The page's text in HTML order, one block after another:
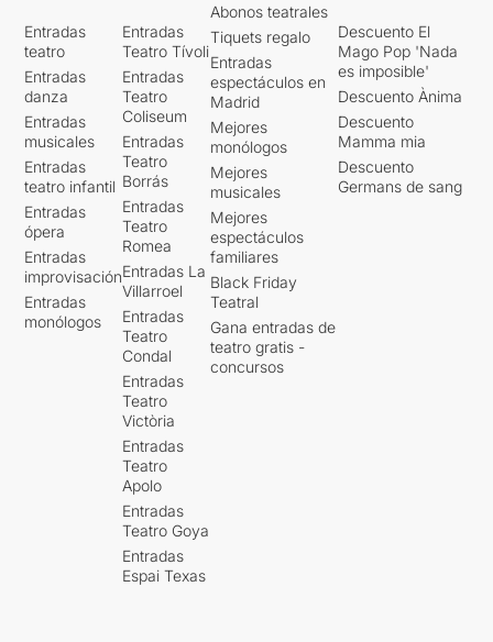
Entradas
teatro
Entradas
danza
Entradas
musicales
Entradas
teatro infantil
Entradas
ópera
Entradas
improvisación
Entradas
monólogos
Entradas
Teatro Tívoli
Entradas
Teatro
Coliseum
Entradas
Teatro
Borrás
Entradas
Teatro
Romea
Entradas La
Villarroel
Entradas
Teatro
Condal
Entradas
Teatro
Victòria
Entradas
Teatro
Apolo
Entradas
Teatro Goya
Entradas
Espai Texas
Abonos teatrales
Tiquets regalo
Entradas
espectáculos en
Madrid
Mejores
monólogos
Mejores
musicales
Mejores
espectáculos
familiares
Black Friday
Teatral
Gana entradas de
teatro gratis -
concursos
Descuento El
Mago Pop 'Nada
es imposible'
Descuento Ànima
Descuento
Mamma mia
Descuento
Germans de sang